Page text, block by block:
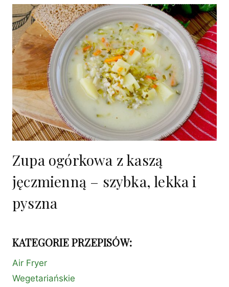
Zupa ogórkowa z kaszą
jęczmienną – szybka, lekka i
pyszna
KATEGORIE PRZEPISÓW:
Air Fryer
Wegetariańskie